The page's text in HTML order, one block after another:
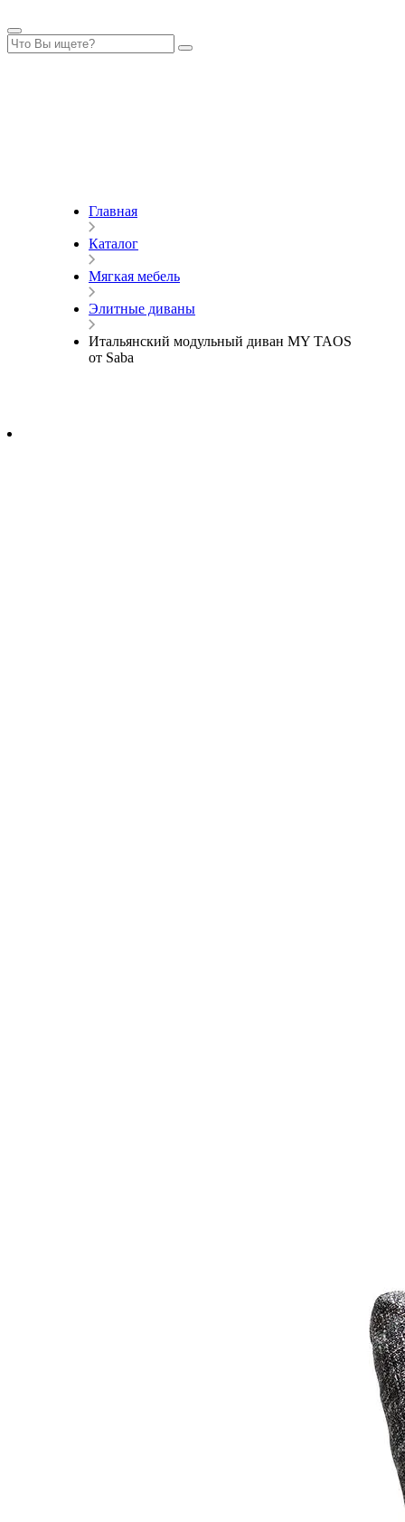
Главная
Каталог
Мягкая мебель
Элитные диваны
Итальянский модульный диван MY TAOS
от Saba